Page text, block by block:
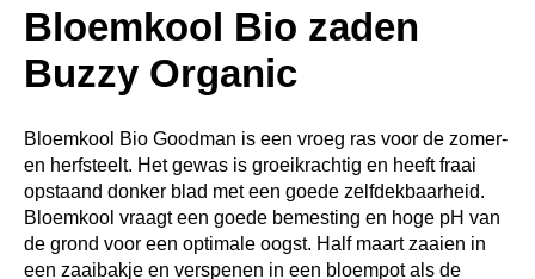
Bloemkool Bio zaden
Buzzy Organic
Bloemkool Bio Goodman is een vroeg ras voor de zomer-
en herfsteelt. Het gewas is groeikrachtig en heeft fraai
opstaand donker blad met een goede zelfdekbaarheid.
Bloemkool vraagt een goede bemesting en hoge pH van
de grond voor een optimale oogst. Half maart zaaien in
een zaaibakje en verspenen in een bloempot als de